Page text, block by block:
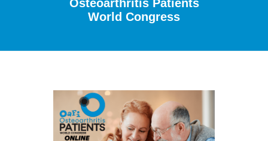
Osteoarthritis Patients
World Congress